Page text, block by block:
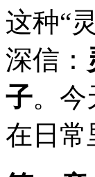
这种“
深信：
子。
在日